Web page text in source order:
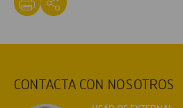
CONTACTA CON NOSOTROS